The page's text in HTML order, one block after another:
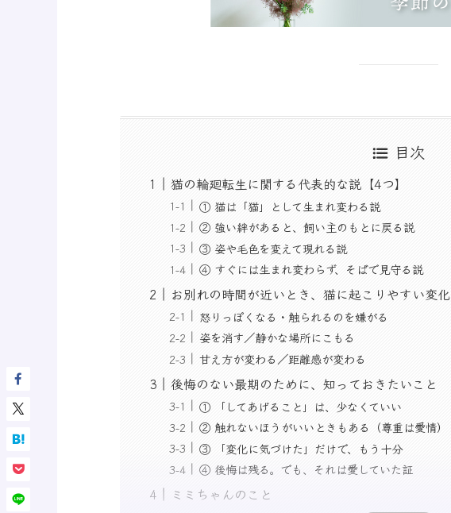
目次
猫の輪廻転生に関する代表的な説【4つ】
① 猫は「猫」として生まれ変わる説
② 強い絆があると、飼い主のもとに戻る説
③ 姿や毛色を変えて現れる説
④ すぐには生まれ変わらず、そばで見守る説
お別れの時間が近いとき、猫に起こりやすい変化
怒りっぽくなる・触られるのを嫌がる
姿を消す／静かな場所にこもる
甘え方が変わる／距離感が変わる
後悔のない最期のために、知っておきたいこと
① 「してあげること」は、少なくていい
② 触れないほうがいいときもある（尊重は愛情）
③ 「変化に気づけた」だけで、もう十分
④ 後悔は残る。でも、それは愛していた証
ミミちゃんのこと